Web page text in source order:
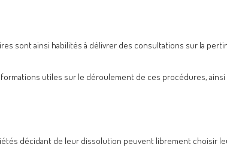
sont ainsi habilités à délivrer des consultations sur la
utiles sur le déroulement de ces procédures,
décidant de leur dissolution peuvent librement choisir